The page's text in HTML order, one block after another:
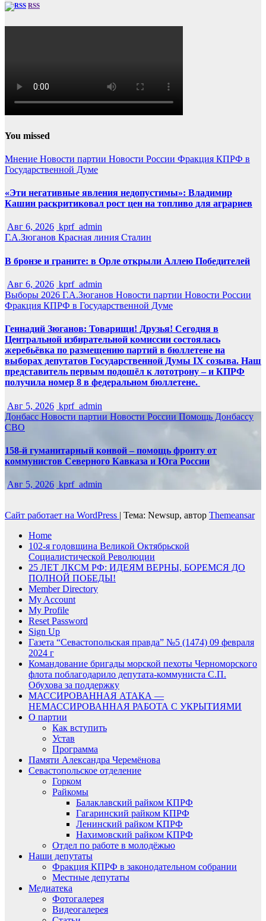
RSS
You missed
Мнение Новости партии Новости России Фракция КПРФ в
Государственной Думе
«Эти негативные явления недопустимы»: Владимир
Кашин раскритиковал рост цен на топливо для аграриев
Авг 6, 2026 kprf_admin
Г.А.Зюганов Красная линия Сталин
В бронзе и граните: в Орле открыли Аллею Победителей
Авг 6, 2026 kprf_admin
Выборы 2026 Г.А.Зюганов Новости партии Новости России
Фракция КПРФ в Государственной Думе
Геннадий Зюганов: Товарищи! Друзья! Сегодня в
Центральной избирательной комиссии состоялась
жеребьёвка по размещению партий в бюллетене на
выборах депутатов Государственной Думы IX созыва. Наш
представитель первым подошёл к лототрону – и КПРФ
получила номер 8 в федеральном бюллетене.
Авг 5, 2026 kprf_admin
Донбасс Новости партии Новости России Помощь Донбассу
СВО
158-й гуманитарный конвой – помощь фронту от
коммунистов Северного Кавказа и Юга России
Авг 5, 2026 kprf_admin
Сайт работает на WordPress | Тема: Newsup, автор Themeansar
Home
102-я годовщина Великой Октябрьской
Социалистической Революции
25 ЛЕТ ЛКСМ РФ: ИДЕЯМ ВЕРНЫ, БОРЕМСЯ ДО
ПОЛНОЙ ПОБЕДЫ!
Member Directory
My Account
My Profile
Reset Password
Sign Up
Газета “Севастопольская правда” №5 (1474) 09 февраля
2024 г
Командование бригады морской пехоты Черноморского
флота поблагодарило депутата-коммуниста С.П.
Обухова за поддержку
МАССИРОВАННАЯ АТАКА —
НЕМАССИРОВАННАЯ РАБОТА С УКРЫТИЯМИ
О партии
Как вступить
Устав
Программа
Памяти Александра Черемёнова
Севастопольское отделение
Горком
Райкомы
Балаклавский райком КПРФ
Гагаринский райком КПРФ
Ленинский райком КПРФ
Нахимовский райком КПРФ
Отдел по работе в молодёжью
Наши депутаты
Фракция КПРФ в законодательном собрании
Местные депутаты
Медиатека
Фотогалерея
Видеогалерея